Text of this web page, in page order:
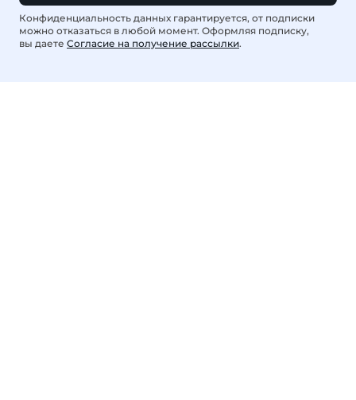
Конфиденциальность данных гарантируется, от подписки
можно отказаться в любой момент. Оформляя подписку,
вы даете Согласие на получение рассылки.